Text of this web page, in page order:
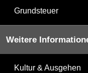
Grundsteuer
Weitere
Kultur & Ausgehen